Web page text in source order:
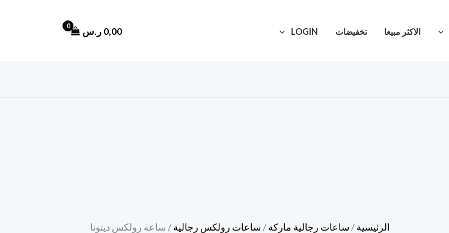
الاكثر مبيعا تخفيضات LOGIN
0,00 ر.س
الرئيسية / ساعات رجالية ماركة / ساعات رولكس رجالية / ساعه رولكس ديتونا
ساعه